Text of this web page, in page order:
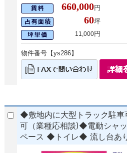
660,000円
60坪
11,000円
物件番号【ys286】
◆敷地内に大型トラック駐
可（業種応相談)◆電動シャ
ペース ◆トイレ◆ 流し台あ